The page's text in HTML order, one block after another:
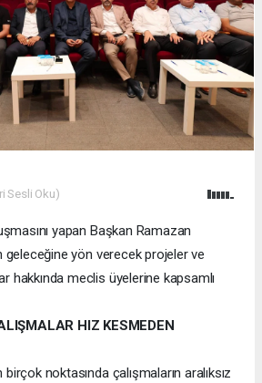
Sesli Oku)
yapan Başkan Ramazan
geleceğine yön verecek projeler ve
hakkında meclis üyelerine kapsamlı
HIZ KESMEDEN
noktasında çalışmaların aralıksız